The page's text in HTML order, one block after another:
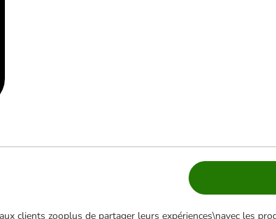
clients zooplus de partager leurs expériences\navec les